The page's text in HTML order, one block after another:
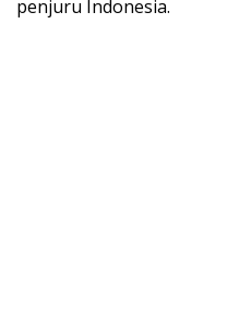
penjuru Indonesia.